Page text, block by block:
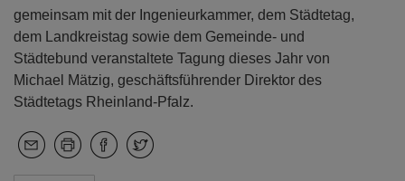
gemeinsam mit der Ingenieurkammer, dem Städtetag,
dem Landkreistag sowie dem Gemeinde- und
Städtebund veranstaltete Tagung dieses Jahr von
Michael Mätzig, geschäftsführender Direktor des
Städtetags Rheinland-Pfalz.